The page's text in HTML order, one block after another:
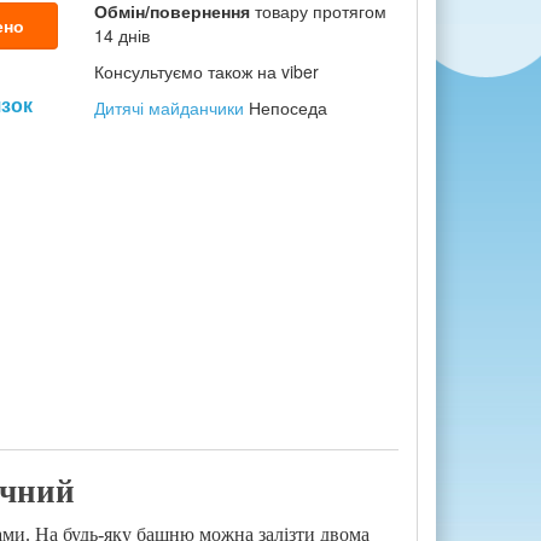
Обмін/повернення товару протягом
14 днів
Консультуємо також на viber
Дитячі майданчики Непоседа
На будь-яку башню можна залізти двома